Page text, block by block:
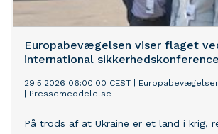
Europabevægelsen viser flaget
international
29.5.2026 06:00:00 CEST
Pressemeddelelse
På trods af at Ukraine er et land i krig,